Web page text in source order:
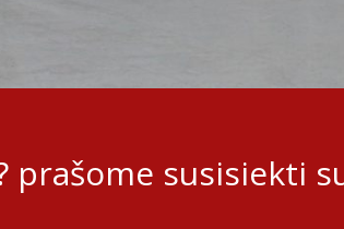
prašome susisiekti